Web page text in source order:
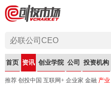
首页 资讯 创业学院 公司 投资机构
推荐 创投中国 互联网+ 企业家 金融 产业